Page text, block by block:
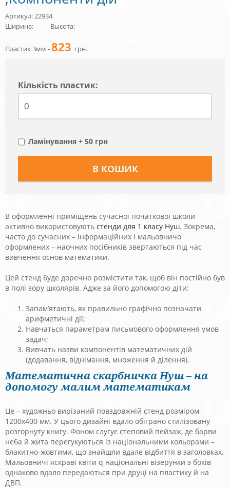
Артикул: 22934
Ширина:
Высота:
Пластик 3мм -823 грн.
Кiлькiсть пластик:
Ламінування + 50 грн
В оформленні приміщень сучасної початкової школи
активно використовують стенди для 1 класу Нуш. Зокрема,
часто до сучасних – інформаційних і мальовничо
оформлених – наочних посібників звертаються під час
вивчення основ математики.
Цей стенд буде доречно розмістити так, щоб він постійно був
в полі зору школярів. Адже за його допомогою діти:
Запам’ятають, як правильно графічно позначати
арифметичні дії;
Навчаться параметрам письмового оформлення умов
задач;
Вивчать назви компонентів математичних дій
(додавання, віднімання, множення й ділення).
Математична скарбничка Нуш – на
допомогу малим математикам
Це – художньо вирізаний повздовжній стенд розміром
1200х400 мм. У цього дизайні вдало обіграно стилізовану
розгорнуту книгу. Фоном слугує степовий пейзаж, де барви
неба й жита перегукуються із національними кольорами –
блакитно-жовтими, що знайшли вдале відбиття в заголовках.
Мальовничі яскраві квіти q національні візерунки з боків
однаково вдало передаються при друці на пластику й на
ДВП.